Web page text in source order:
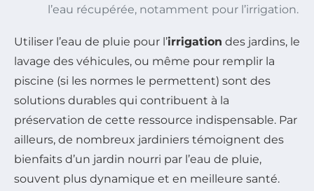
l’eau récupérée, notamment pour l’irrigation.
Utiliser l’eau de pluie pour l’irrigation des jardins, le
lavage des véhicules, ou même pour remplir la
piscine (si les normes le permettent) sont des
solutions durables qui contribuent à la
préservation de cette ressource indispensable. Par
ailleurs, de nombreux jardiniers témoignent des
bienfaits d’un jardin nourri par l’eau de pluie,
souvent plus dynamique et en meilleure santé.